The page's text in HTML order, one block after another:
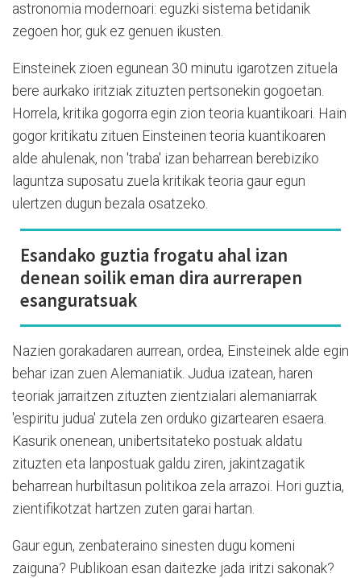
astronomia modernoari: eguzki sistema betidanik
zegoen hor, guk ez genuen ikusten.
Einsteinek zioen egunean 30 minutu igarotzen zituela
bere aurkako iritziak zituzten pertsonekin gogoetan.
Horrela, kritika gogorra egin zion teoria kuantikoari. Hain
gogor kritikatu zituen Einsteinen teoria kuantikoaren
alde ahulenak, non 'traba' izan beharrean berebiziko
laguntza suposatu zuela kritikak teoria gaur egun
ulertzen dugun bezala osatzeko.
Esandako guztia frogatu ahal izan
denean soilik eman dira aurrerapen
esanguratsuak
Nazien gorakadaren aurrean, ordea, Einsteinek alde egin
behar izan zuen Alemaniatik. Judua izatean, haren
teoriak jarraitzen zituzten zientzialari alemaniarrak
'espiritu judua' zutela zen orduko gizartearen esaera.
Kasurik onenean, unibertsitateko postuak aldatu
zituzten eta lanpostuak galdu ziren, jakintzagatik
beharrean hurbiltasun politikoa zela arrazoi. Hori guztia,
zientifikotzat hartzen zuten garai hartan.
Gaur egun, zenbateraino sinesten dugu komeni
zaiguna? Publikoan esan daitezke jada iritzi sakonak?